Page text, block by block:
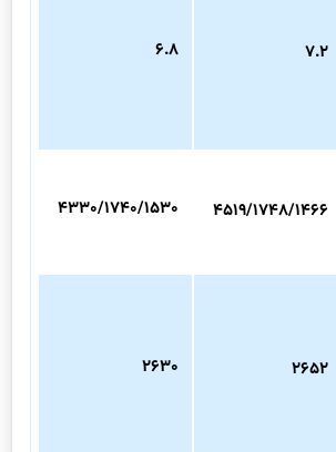
۷.۲ ۶.۸
۴۵۱۹/۱۷۴۸/۱۴۶۶ ۴۳۳۰/۱۷۴۰/۱۵۳۰
۲۶۵۲ ۲۶۳۰